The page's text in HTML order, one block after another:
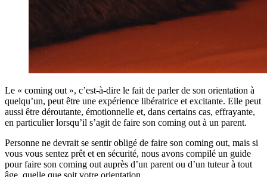
Le « coming out », c’est-à-dire le fait de parler de son orientation à
quelqu’un, peut être une expérience libératrice et excitante. Elle peut
aussi être déroutante, émotionnelle et, dans certains cas, effrayante,
en particulier lorsqu’il s’agit de faire son coming out à un parent.
Personne ne devrait se sentir obligé de faire son coming out, mais si
vous vous sentez prêt et en sécurité, nous avons compilé un guide
pour faire son coming out auprès d’un parent ou d’un tuteur à tout
âge, quelle que soit votre orientation.